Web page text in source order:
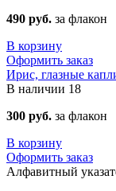
490 руб. за флакон
В корзину
Оформить заказ
Ирис, глазные
В наличии 18
300 руб. за флакон
В корзину
Оформить заказ
Алфавитный